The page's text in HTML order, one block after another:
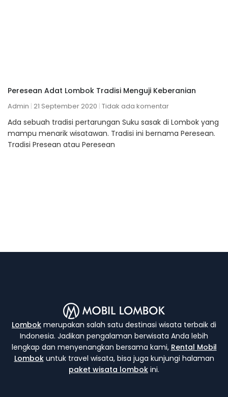
Peresean Adat Lombok Tradisi Menguji Keberanian
Admin 21 September 2020 Tidak ada komentar
Ada sebuah tradisi pertarungan Suku sasak di Lombok yang
mampu menarik wisatawan. Tradisi ini bernama Peresean.
Tradisi Presean atau Peresean
Lombok merupakan salah satu destinasi wisata terbaik di
Indonesia. Jadikan pengalaman berwisata Anda lebih
lengkap dan menyenangkan bersama kami, Rental Mobil
Lombokuntuk travel wisata, bisa juga kunjungi halaman
paket wisata lombok ini.